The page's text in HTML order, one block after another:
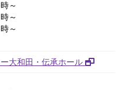
～
～
～
大和田・伝承ホール